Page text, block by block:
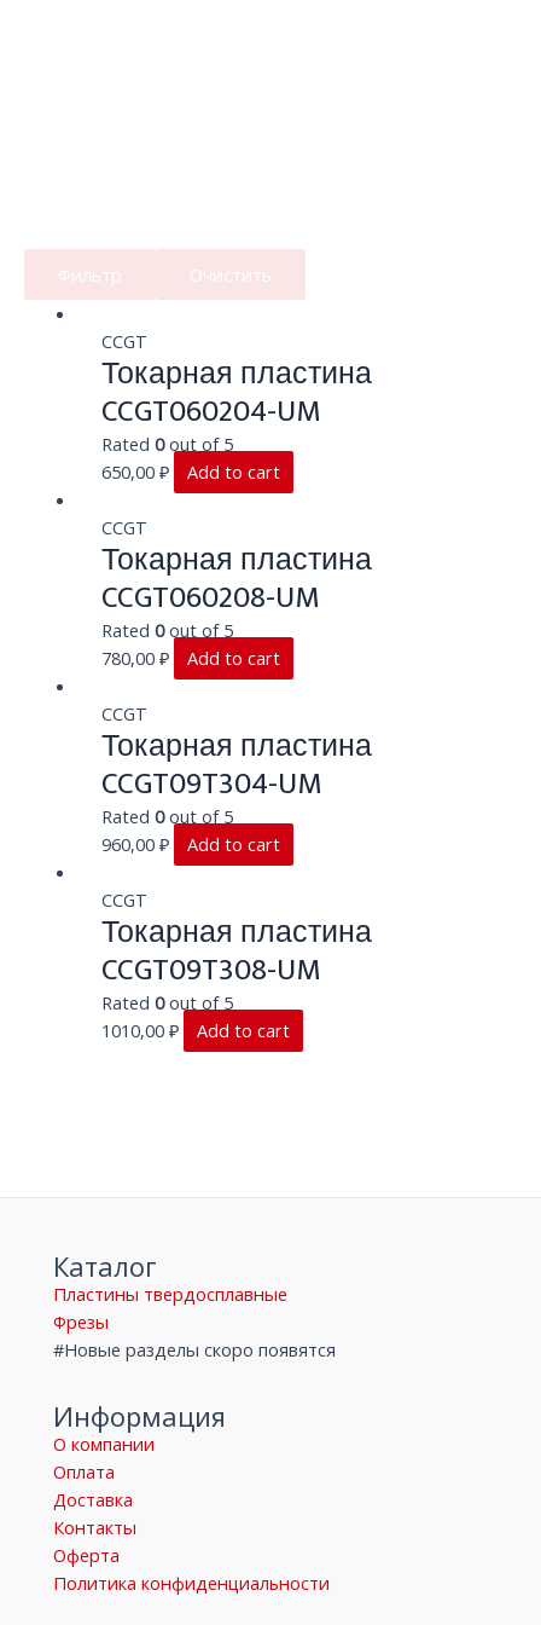
Фильтр Очистить
CCGT
Токарная пластина
CCGT060204-UM
Rated 0out of 5
650,00 ₽ Add to cart
CCGT
Токарная пластина
CCGT060208-UM
Rated 0out of 5
780,00 ₽ Add to cart
CCGT
Токарная пластина
CCGT09T304-UM
Rated 0out of 5
960,00 ₽ Add to cart
CCGT
Токарная пластина
CCGT09T308-UM
Rated 0out of 5
1010,00 ₽ Add to cart
Каталог
Пластины твердосплавные
Фрезы
#Новые разделы скоро появятся
Информация
О компании
Оплата
Доставка
Контакты
Оферта
Политика конфиденциальности